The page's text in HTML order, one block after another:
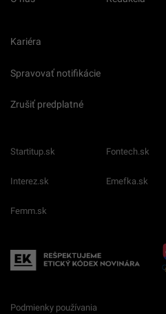
Kariéra
Spravovať notifikácie
Zrušiť predplatné
Startitup.sk Fontech.sk
Interez.sk Emefka.sk
Femm.sk
Podmienky používania